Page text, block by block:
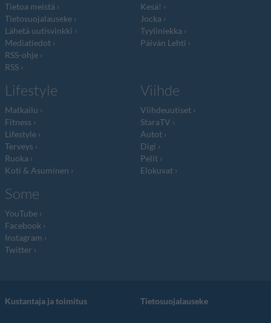
Tietoa meistä
Tietosuojalauseke
Lähetä uutisvinkki
Mediatiedot
RSS-ohje
RSS
Kesä!
Jocka
Tyyliniekka
Päivän Lehti
Lifestyle
Matkailu
Fitness
Lifestyle
Terveys
Ruoka
Koti & Asuminen
Viihde
Viihdeuutiset
StaraTV
Autot
Digi
Pelit
Elokuvat
Some
YouTube
Facebook
Instagram
Twitter
Kustantaja ja toimitus Tietosuojalauseke